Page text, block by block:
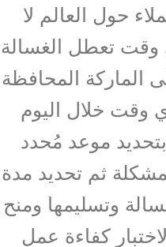
حول العالم لا
وقت تعطل الغسالة
الماركة المحافظة
في أي وقت خلال اليوم
موعد مُحدد
ثم تحديد مدة
وتسليمها ومنح
كفاءة عمل